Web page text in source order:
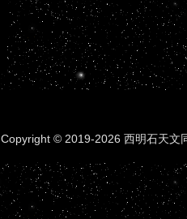
Copyright © 2019-2026 西明石天文